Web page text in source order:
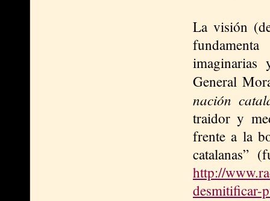
La visión
imaginarias
General
nación
traidor y
frente a la
catalanas”
http://
desmitificar-